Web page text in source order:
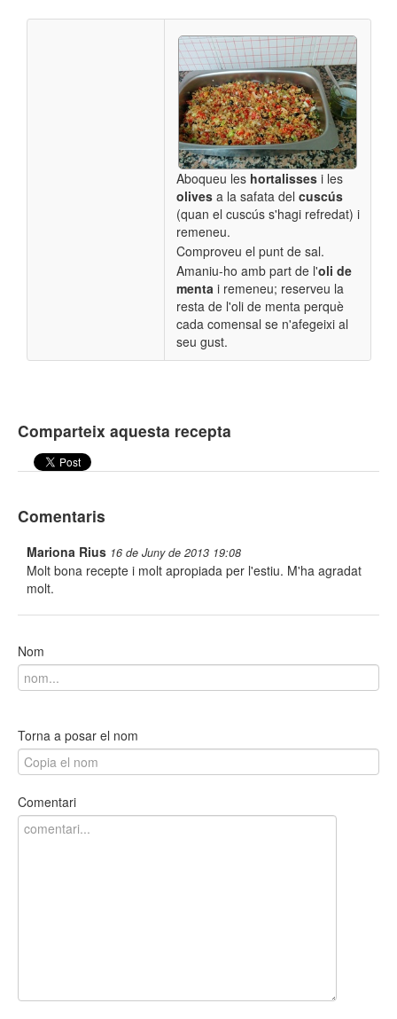
Aboqueu les hortalissesi les
olivesa la safata del cuscús
(quan el cuscús s'hagi refredat) i
remeneu.
Comproveu el punt de sal.
Amaniu-ho amb part de l'oli de
mentai remeneu; reserveu la
resta de l'oli de menta perquè
cada comensal se n'afegeixi al
seu gust.
Comparteix aquesta recepta
Comentaris
Mariona Rius 16 de Juny de 2013 19:08
Molt bona recepte i molt apropiada per l'estiu. M'ha agradat
molt.
Nom
Torna a posar el nom
Comentari